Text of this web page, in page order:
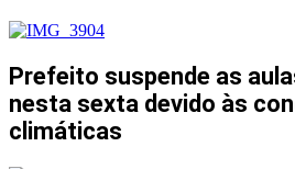
Prefeito suspende as
nesta sexta devido às
climáticas